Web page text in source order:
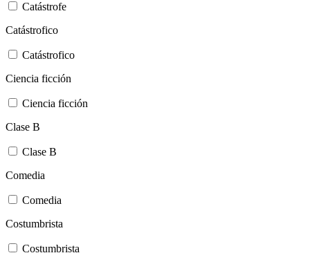
Catástrofe
Catástrofico
Catástrofico
Ciencia ficción
Ciencia ficción
Clase B
Clase B
Comedia
Comedia
Costumbrista
Costumbrista